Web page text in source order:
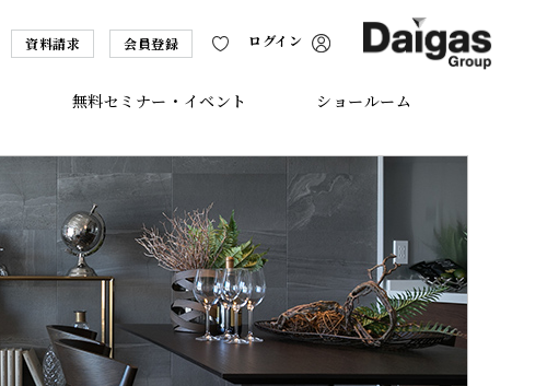
資料請求 会員登録 ログイン
無料セミナー・イベント ショールーム